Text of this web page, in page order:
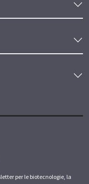
per le biotecnologie, la